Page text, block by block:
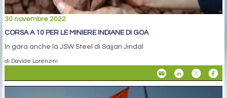
30 novembre 2022
CORSA A 10 PER LE MINIERE INDIANE DI GOA
In gara anche la JSW Steel di Sajjan Jindal
di Davide Lorenzini